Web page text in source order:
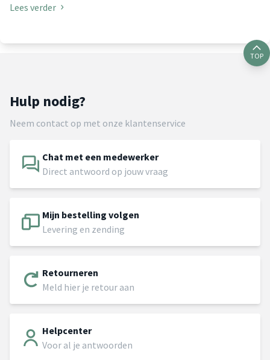
Lees verder
TOP
Hulp nodig?
Neem contact op met onze klantenservice
Chat met een medewerker
Direct antwoord op jouw vraag
Mijn bestelling volgen
Levering en zending
Retourneren
Meld hier je retour aan
Helpcenter
Voor al je antwoorden